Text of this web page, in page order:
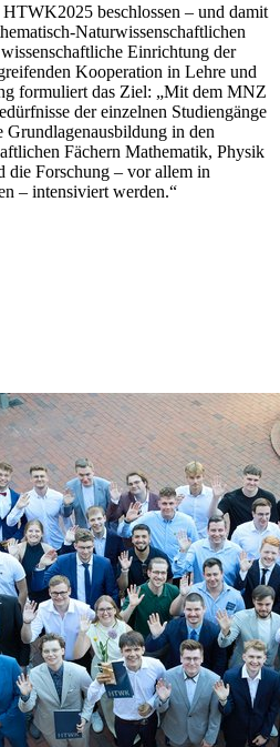
beschlossen – und damit
Naturwissenschaftlichen
Einrichtung der
Kooperation in Lehre und
formuliert das Ziel: „Mit dem MNZ
der einzelnen Studiengänge
Grundlagenausbildung in den
Fächern Mathematik, Physik
die Forschung – vor allem in
– intensiviert werden.“